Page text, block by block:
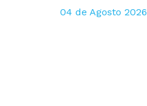
04 de Agosto 2026